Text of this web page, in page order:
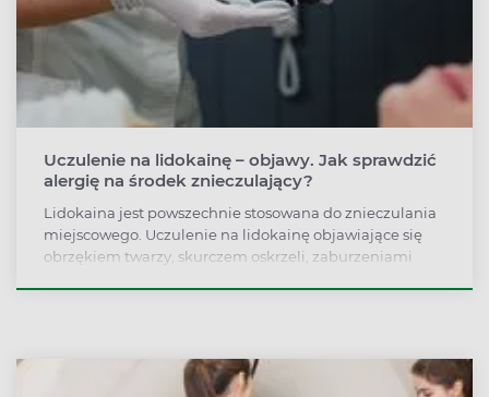
Uczulenie na lidokainę – objawy. Jak sprawdzić
alergię na środek znieczulający?
Lidokaina jest powszechnie stosowana do znieczulania
miejscowego. Uczulenie na lidokainę objawiające się
obrzękiem twarzy, skurczem oskrzeli, zaburzeniami